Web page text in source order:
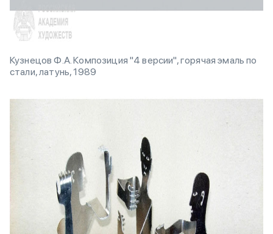
Кузнецов Ф.А. Композиция "4 версии", горячая эмаль по
стали, латунь, 1989